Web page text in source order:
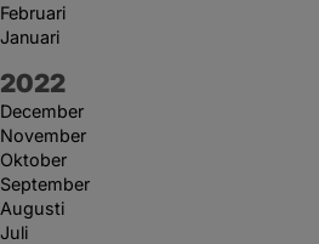
Februari
Januari
År:
2022
December
November
Oktober
September
Augusti
Juli